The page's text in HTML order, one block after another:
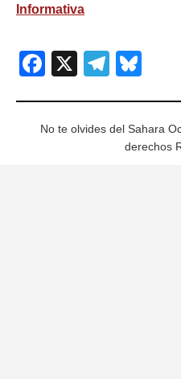
Informativa
Facebook
X
No te olvides del Sahara
derechos